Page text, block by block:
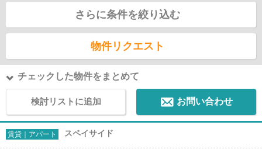
さらに条件を絞り込む
物件リクエスト
チェックした物件をまとめて
検討リストに追加 お問い合わせ
賃貸｜アパート スペイサイド